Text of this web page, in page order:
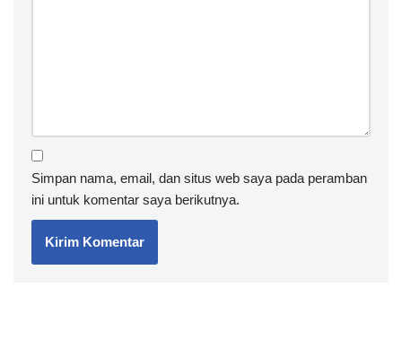
Simpan nama, email, dan situs web saya pada peramban
ini untuk komentar saya berikutnya.